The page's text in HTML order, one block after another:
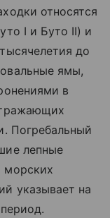
относятся
I и Буто II) и
до
ямы,
в
Погребальный
лепные
морских
указывает на